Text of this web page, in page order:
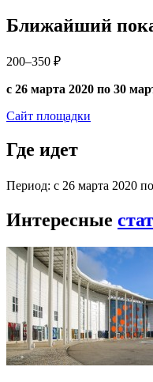
Ближайший
200–350 ₽
с 26 марта 2020 по 30
Сайт площадки
Где идет
Период: с 26 марта 2020
Интересные